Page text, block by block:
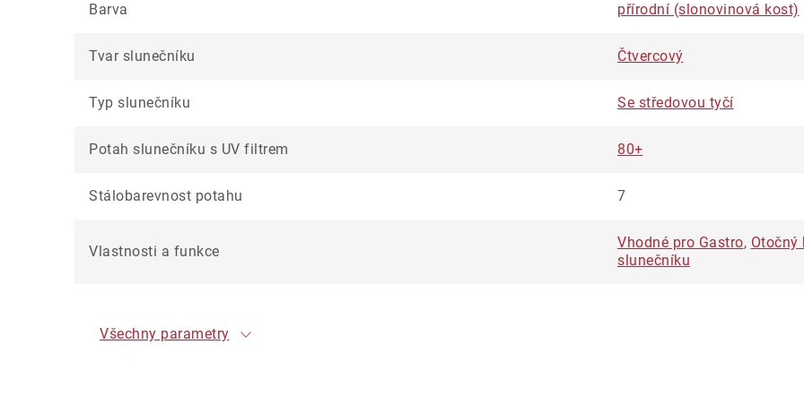
Barva přírodní (slonovinová kost)
Tvar slunečníku Čtvercový
Typ slunečníku Se středovou tyčí
Potah slunečníku s UV filtrem 80+
Stálobarevnost potahu 7
Vlastnosti a funkce
Vhodné pro Gastro, Otočný
slunečníku
Všechny parametry